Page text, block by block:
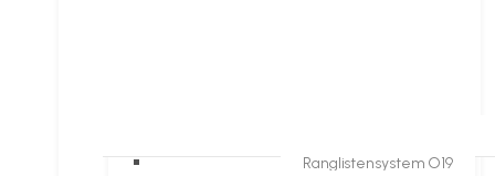
Ranglistensystem O19